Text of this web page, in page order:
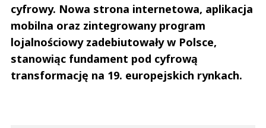
cyfrowy. Nowa strona internetowa, aplikacja
mobilna oraz zintegrowany program
lojalnościowy zadebiutowały w Polsce,
stanowiąc fundament pod cyfrową
transformację na 19. europejskich rynkach.